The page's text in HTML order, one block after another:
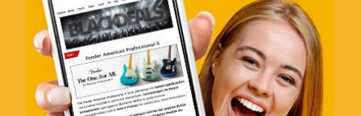
einfach traumhaft.
Saiten halten auch lange.
Verarbeitung